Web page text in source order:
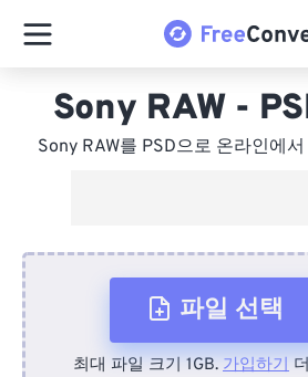
Sony RAW -
Sony RAW를 PSD으로 온라인에
파일 선택
최대 파일 크기 1GB. 가입하기